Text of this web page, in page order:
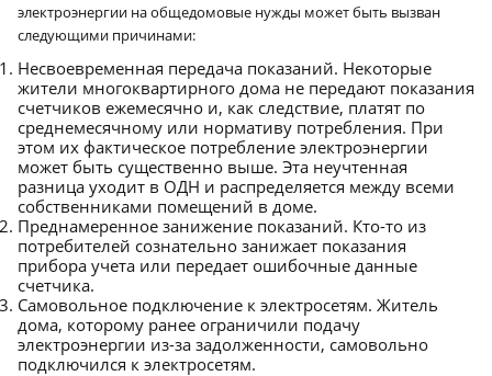
электроэнергии на общедомовые нужды может быть вызван
следующими причинами:
Несвоевременная передача показаний. Некоторые
жители многоквартирного дома не передают показания
счетчиков ежемесячно и, как следствие, платят по
среднемесячному или нормативу потребления. При
этом их фактическое потребление электроэнергии
может быть существенно выше. Эта неучтенная
разница уходит в ОДН и распределяется между всеми
собственниками помещений в доме.
Преднамеренное занижение показаний. Кто-то из
потребителей сознательно занижает показания
прибора учета или передает ошибочные данные
счетчика.
Самовольное подключение к электросетям. Житель
дома, которому ранее ограничили подачу
электроэнергии из-за задолженности, самовольно
подключился к электросетям.